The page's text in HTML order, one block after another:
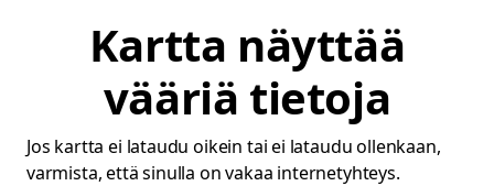
Kartta näyttää
vääriä tietoja
Jos kartta ei lataudu oikein tai ei lataudu ollenkaan,
varmista, että sinulla on vakaa internetyhteys.